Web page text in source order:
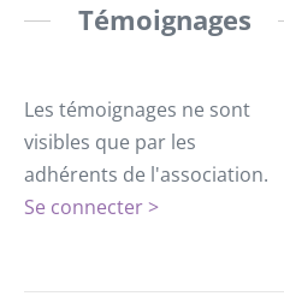
Témoignages
Les témoignages ne sont
visibles que par les
adhérents de l'association.
Se connecter >